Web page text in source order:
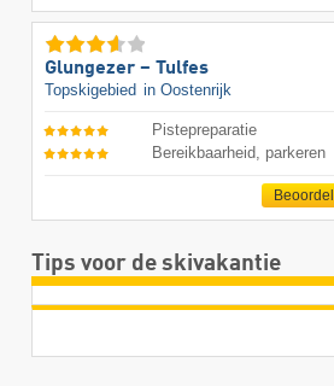
Glungezer – Tulfes
Topskigebied in Oostenrijk
Pistepreparatie
Bereikbaarheid, parkeren
Tips voor de skivakantie